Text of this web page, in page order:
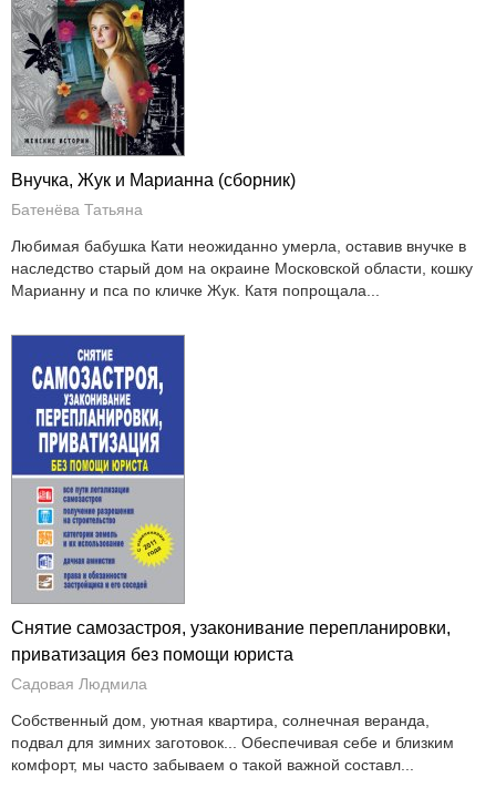
Внучка, Жук и Марианна (сборник)
Батенёва Татьяна
Любимая бабушка Кати неожиданно умерла, оставив внучке в
наследство старый дом на окраине Московской области, кошку
Марианну и пса по кличке Жук. Катя попрощала...
Снятие самозастроя, узаконивание перепланировки,
приватизация без помощи юриста
Садовая Людмила
Собственный дом, уютная квартира, солнечная веранда,
подвал для зимних заготовок... Обеспечивая себе и близким
комфорт, мы часто забываем о такой важной составл...